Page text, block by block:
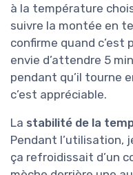
à la température
suivre la montée en
confirme quand c’est
envie d’attendre 5
pendant qu’il tourne
c’est appréciable.
La stabilité de la
Pendant l’utilisation,
ça refroidissait d’un